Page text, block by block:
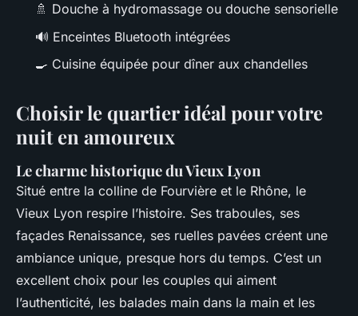
🚿 Douche à hydromassage ou douche sensorielle
🔊 Enceintes Bluetooth intégrées
🍳 Cuisine équipée pour dîner aux chandelles
Choisir le quartier idéal pour votre
nuit en amoureux
Le charme historique du Vieux Lyon
Situé entre la colline de Fourvière et le Rhône, le
Vieux Lyon respire l’histoire. Ses traboules, ses
façades Renaissance, ses ruelles pavées créent une
ambiance unique, presque hors du temps. C’est un
excellent choix pour les couples qui aiment
l’authenticité, les balades main dans la main et les